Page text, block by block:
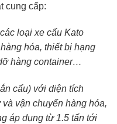
cung cấp:
loại xe cẩu Kato
hóa, thiết bị hạng
hàng container…
cẩu) với diện tích
vận chuyển hàng hóa,
áp dụng từ 1.5 tấn tới